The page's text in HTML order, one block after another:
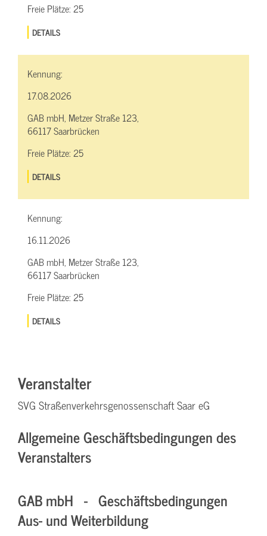
Freie Plätze:25
DETAILS
Kennung:
17.08.2026
GAB mbH, Metzer Straße 123,
66117 Saarbrücken
Freie Plätze:25
DETAILS
Kennung:
16.11.2026
GAB mbH, Metzer Straße 123,
66117 Saarbrücken
Freie Plätze:25
DETAILS
Veranstalter
SVG Straßenverkehrsgenossenschaft Saar eG
Allgemeine Geschäftsbedingungen des
Veranstalters
GAB mbH - Geschäftsbedingungen
Aus- und Weiterbildung